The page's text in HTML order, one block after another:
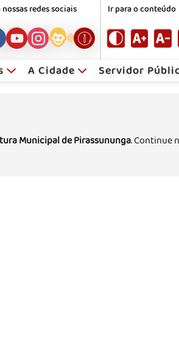
nossas redes sociais Ir para o conteúdo
A Cidade Servidor
Municipal de Pirassununga. Continue